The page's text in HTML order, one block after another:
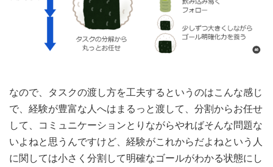
なので、タスクの渡し方を工夫するというのはこんな感じ
で、経験が豊富な人へはまるっと渡して、分割からお任せ
して、コミュニケーションとりながらやればそんな問題な
いよねと思うんですけど、経験がこれからだよねという人
に関しては小さく分割して明確なゴールがわかる状態にし